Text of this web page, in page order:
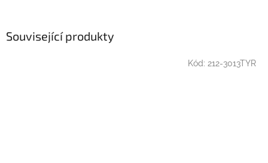
Související produkty
Kód: 212-3013TYR